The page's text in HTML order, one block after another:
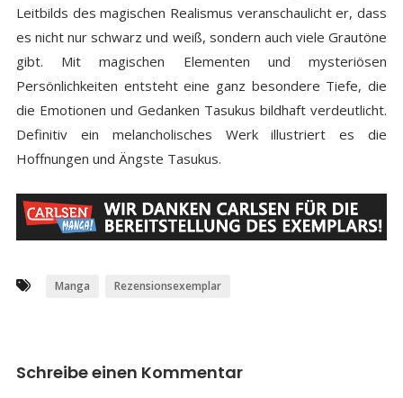
Leitbilds des magischen Realismus veranschaulicht er, dass
es nicht nur schwarz und weiß, sondern auch viele Grautöne
gibt. Mit magischen Elementen und mysteriösen
Persönlichkeiten entsteht eine ganz besondere Tiefe, die
die Emotionen und Gedanken Tasukus bildhaft verdeutlicht.
Definitiv ein melancholisches Werk illustriert es die
Hoffnungen und Ängste Tasukus.
Manga Rezensionsexemplar
Schreibe einen Kommentar